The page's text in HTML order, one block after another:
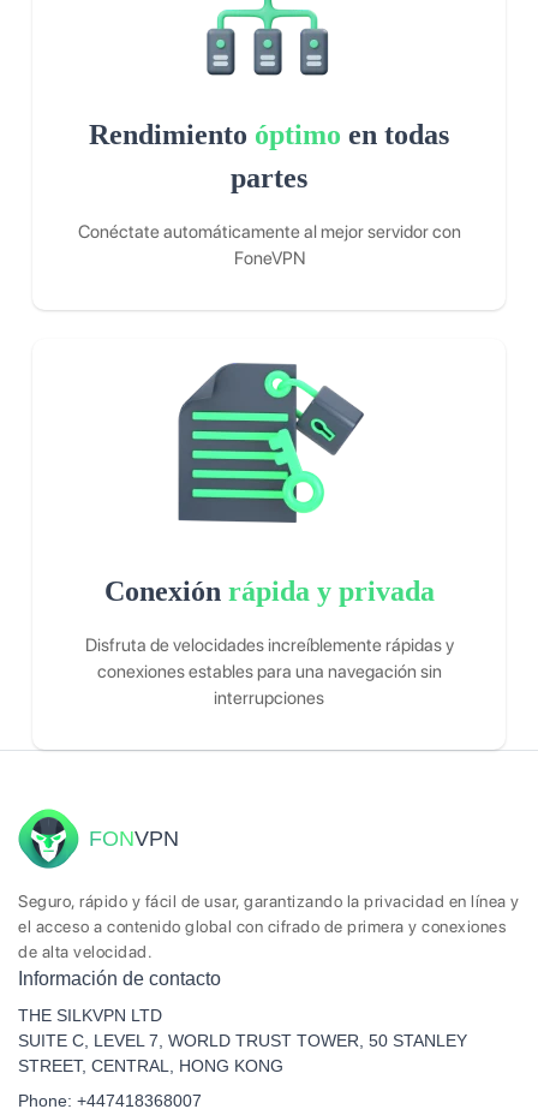
Rendimiento óptimo en todas
partes
Conéctate automáticamente al mejor servidor con
FoneVPN
Conexión rápida y privada
Disfruta de velocidades increíblemente rápidas y
conexiones estables para una navegación sin
interrupciones
FONVPN
Seguro, rápido y fácil de usar, garantizando la privacidad en línea y
el acceso a contenido global con cifrado de primera y conexiones
de alta velocidad.
Información de contacto
THE SILKVPN LTD
SUITE C, LEVEL 7, WORLD TRUST TOWER, 50 STANLEY
STREET, CENTRAL, HONG KONG
Phone: +447418368007